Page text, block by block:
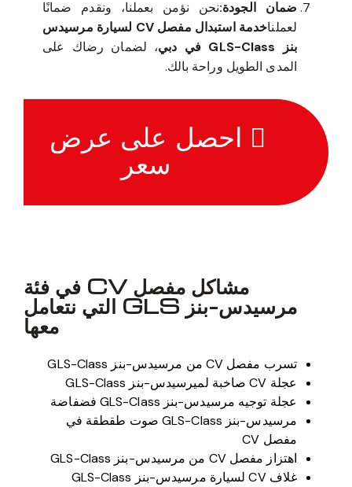
ضمان الجودة:نحن نؤمن بعملنا، ونقدم ضمانًا
لعملنا
خدمة استبدال مفصل CV لسيارة مرسيدس
بنز GLS-Class في دبي
، لضمان رضاك على
المدى الطويل وراحة بالك.
احصل على عرض
سعر
مشاكل مفصل CV في فئة
مرسيدس-بنز GLS التي نتعامل
معها
تسرب مفصل CV من مرسيدس-بنز GLS-Class
عجلة CV صاخبة لميرسيدس-بنز GLS-Class
عجلة توجيه مرسيدس-بنز GLS-Class فضفاضة
مرسيدس-بنز GLS-Class صوت طقطقة في
مفصل CV
اهتزاز مفصل CV من مرسيدس-بنز GLS-Class
غلاف CV لسيارة مرسيدس-بنز GLS-Class